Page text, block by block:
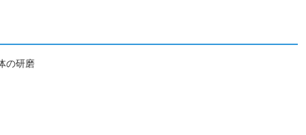
の研磨